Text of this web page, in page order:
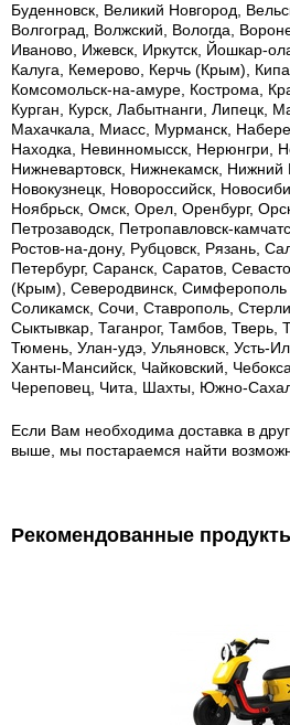
Буденновск, Великий Новгород,
Волгоград, Волжский, Вологда,
Иваново, Ижевск, Иркутск, Йошкар-
Калуга, Кемерово, Керчь (Крым),
Комсомольск-на-амуре, Кострома,
Курган, Курск, Лабытнанги, Липецк,
Махачкала, Миасс, Мурманск,
Находка, Невинномысск, Нерюнгри,
Нижневартовск, Нижнекамск, Нижний
Новокузнецк, Новороссийск,
Ноябрьск, Омск, Орел, Оренбург,
Петрозаводск, Петропавловск-
Ростов-на-дону, Рубцовск, Рязань,
Петербург, Саранск, Саратов,
(Крым), Северодвинск,
Соликамск, Сочи, Ставрополь,
Сыктывкар, Таганрог, Тамбов, Тверь,
Тюмень, Улан-удэ, Ульяновск, Усть-
Ханты-Мансийск, Чайковский,
Череповец, Чита, Шахты, Южно-
Если Вам необходима доставка в
выше, мы постараемся найти
Рекомендованные